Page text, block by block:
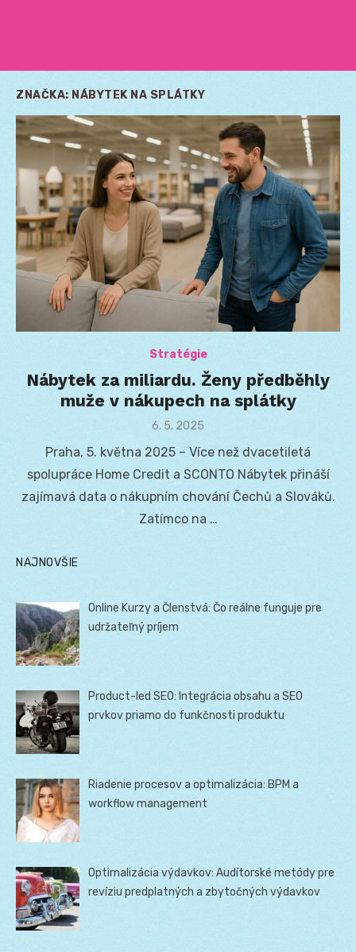
ZNAČKA: NÁBYTEK NA SPLÁTKY
Stratégie
Nábytek za miliardu. Ženy předběhly
muže v nákupech na splátky
Posted
6. 5. 2025
Praha, 5. května 2025 – Více než dvacetiletá
spolupráce Home Credit a SCONTO Nábytek přináší
zajímavá data o nákupním chování Čechů a Slováků.
Zatímco na …
NAJNOVŠIE
Online Kurzy a Členstvá: Čo reálne funguje pre
udržateľný príjem
Product-led SEO: Integrácia obsahu a SEO
prvkov priamo do funkčnosti produktu
Riadenie procesov a optimalizácia: BPM a
workflow management
Optimalizácia výdavkov: Audítorské metódy pre
revíziu predplatných a zbytočných výdavkov